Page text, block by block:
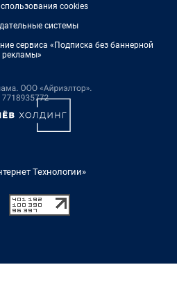
cookies
системы
сервиса «Подписка без баннерной
рекламы»
Технологии»